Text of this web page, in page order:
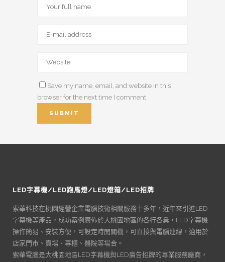
Save my name, email, and website in this
browser for the next time I comment.
LED字幕機/LED跑馬燈/LED燈箱/LED招牌
索華科技在桃園經營企業電腦技術相關服務十多年，近年來引進LED
字幕機等產品，成功案例廣佈於大桃園地區的各行各業，LED字幕機
操作簡易、安裝方便，可設定時開關機，可直接與電腦連線，適用於
店家門市、賣場、專櫃、醫院等場合。
索華電腦是大桃園地區LED字幕機與LED廣告招牌的專業服務廠商，